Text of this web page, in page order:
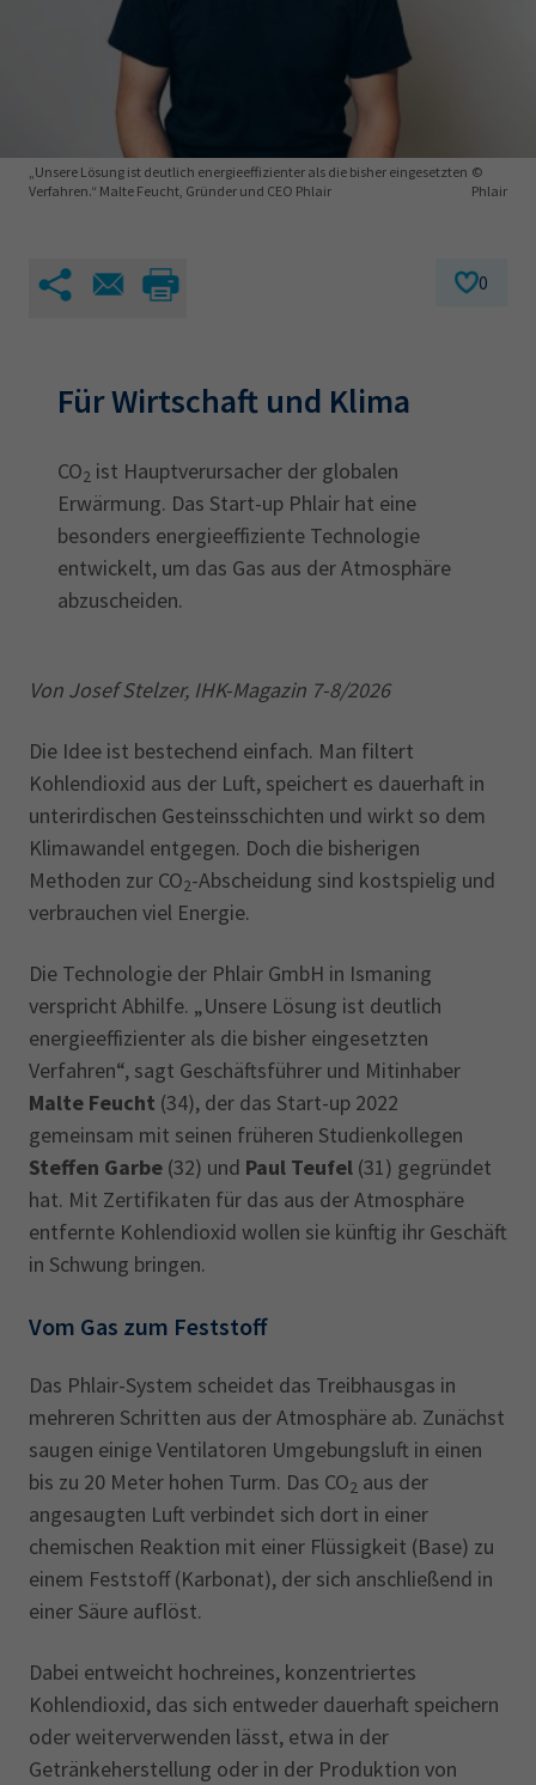
Leichte Sprache
IHK regional
Karriere
EN
34d
Wirtschaftsfachwirt
Negativerklärung
Sachkundeprüfung
Berichtsheft
Betriebswirt Prüfbericht
„Unsere Lösung ist deutlich energieeffizienter als die bisher eingesetzten
Verfahren.“ Malte Feucht, Gründer und CEO Phlair
©
Phlair
0
Für Wirtschaft und Klima
CO2 ist Hauptverursacher der globalen
Erwärmung. Das Start-up Phlair hat eine
besonders energieeffiziente Technologie
entwickelt, um das Gas aus der Atmosphäre
abzuscheiden.
Von Josef Stelzer, IHK-Magazin 7-8/2026
Die Idee ist bestechend einfach. Man filtert
Kohlendioxid aus der Luft, speichert es dauerhaft in
unterirdischen Gesteinsschichten und wirkt so dem
Klimawandel entgegen. Doch die bisherigen
Methoden zur CO2-Abscheidung sind kostspielig und
verbrauchen viel Energie.
Die Technologie der Phlair GmbH in Ismaning
verspricht Abhilfe. „Unsere Lösung ist deutlich
energieeffizienter als die bisher eingesetzten
Verfahren“, sagt Geschäftsführer und Mitinhaber
Malte Feucht (34), der das Start-up 2022
gemeinsam mit seinen früheren Studienkollegen
Steffen Garbe (32) und Paul Teufel (31) gegründet
hat. Mit Zertifikaten für das aus der Atmosphäre
entfernte Kohlendioxid wollen sie künftig ihr Geschäft
in Schwung bringen.
Vom Gas zum Feststoff
Das Phlair-System scheidet das Treibhausgas in
mehreren Schritten aus der Atmosphäre ab. Zunächst
saugen einige Ventilatoren Umgebungsluft in einen
bis zu 20 Meter hohen Turm. Das CO2 aus der
angesaugten Luft verbindet sich dort in einer
chemischen Reaktion mit einer Flüssigkeit (Base) zu
einem Feststoff (Karbonat), der sich anschließend in
einer Säure auflöst.
Dabei entweicht hochreines, konzentriertes
Kohlendioxid, das sich entweder dauerhaft speichern
oder weiterverwenden lässt, etwa in der
Getränkeherstellung oder in der Produktion von